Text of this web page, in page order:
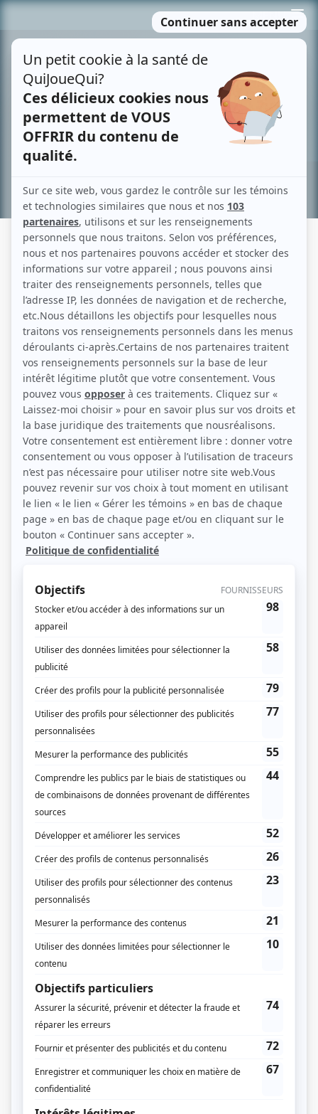
MENU
contenu
Recherche avancée »
SUBITO TEXTO
Romane Denis, Camille Felton, Louka Grenon, Antoine Olivier Pilon, Alice
Morel–Michaud (Photo: Télé-Québec)
Description sommaire de l'histoire
Les péripéties de Maude, Jennifer, Mélanie, Vincent et Sami, qui font partie
des familles voisines réunies par des liens d’amitié. Cœur battant, ils vivent
univers inconnu mais débordant de promesses. Source d’espoirs, mais aussi
d’inquiétudes, ce passage offrira son lot de situations cocasses, à l’école
comme à la maison. Les cinq héros se réunissent autour d’un projet commun :
la revitalisation du journal étudiant. Ensemble, ils réussiront à faire bouger les
(Fourni par la production)
Liens
Fiche deSubito texto sur Showbizz.net
Genre
Téléroman
Réalisation
Stephan Joly
Christian Laurence
Textes
Marie-Frédérique Laberge-Milot
Annabelle Poisson
Sylvain Ratté
Benoit Chartier
Stéphane St-Denis
Raphaël Codebecq
Marc-Antoine Cyr
Mathilde Dumont
Stéphane Hogue